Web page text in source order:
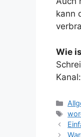
kann
Wie
Kanal: